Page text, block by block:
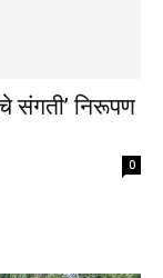
संगती’ निरूपण
0